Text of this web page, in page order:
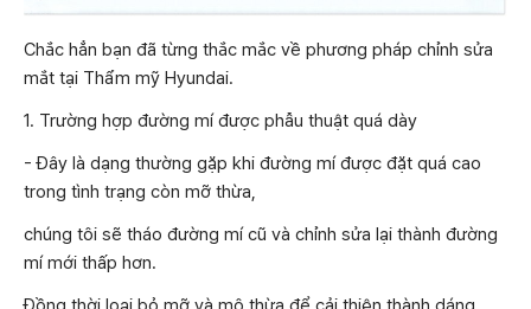
Chắc hẳn bạn đã từng thắc mắc về phương pháp chỉnh sửa
mắt tại Thẩm mỹ Hyundai.
1. Trường hợp đường mí được phẫu thuật quá dày
- Đây là dạng thường gặp khi đường mí được đặt quá cao
trong tình trạng còn mỡ thừa,
chúng tôi sẽ tháo đường mí cũ và chỉnh sửa lại thành đường
mí mới thấp hơn.